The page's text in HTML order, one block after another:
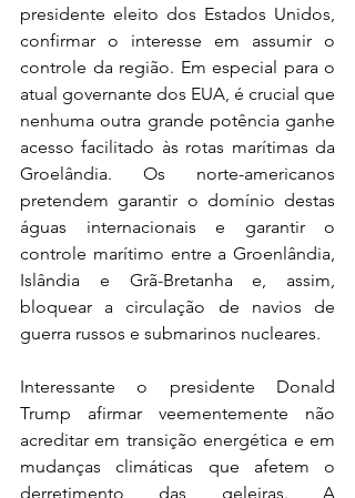
presidente eleito dos Estados Unidos,
confirmar o interesse em assumir o
controle da região. Em especial para o
atual governante dos EUA, é crucial que
nenhuma outra grande potência ganhe
acesso facilitado às rotas marítimas da
Groelândia. Os norte-americanos
pretendem garantir o domínio destas
águas internacionais e garantir o
controle marítimo entre a Groenlândia,
Islândia e Grã-Bretanha e, assim,
bloquear a circulação de navios de
guerra russos e submarinos nucleares.
Interessante o presidente Donald
Trump afirmar veementemente não
acreditar em transição energética e em
mudanças climáticas que afetem o
derretimento das geleiras. A